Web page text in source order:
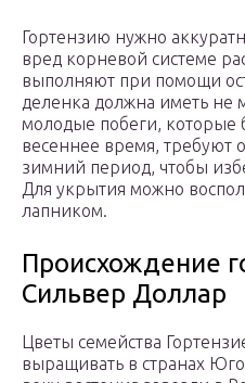
Гортензию нужно
вред корневой системе
выполняют при помощи
деленка должна иметь не
молодые побеги, которые
весеннее время, требуют
зимний период, чтобы
Для укрытия можно
лапником.
Происхождение
Сильвер Доллар
Цветы семейства
выращивать в странах